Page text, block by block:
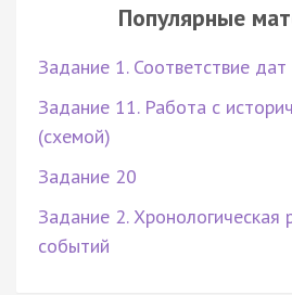
Популярные
Задание 1. Соответствие
Задание 11. Работа с
(схемой)
Задание 20
Задание 2. Хронологическая
событий